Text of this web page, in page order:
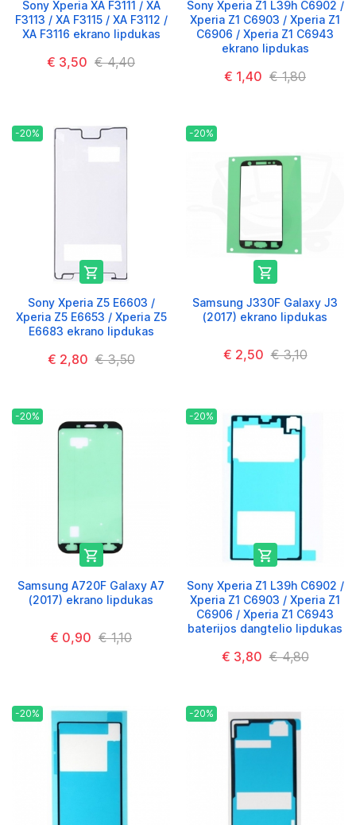
Sony Xperia XA F3111 / XA
F3113 / XA F3115 / XA F3112 /
XA F3116 ekrano lipdukas
€ 3,50 € 4,40
Sony Xperia Z1 L39h C6902 /
Xperia Z1 C6903 / Xperia Z1
C6906 / Xperia Z1 C6943
ekrano lipdukas
€ 1,40 € 1,80
-20%

Sony Xperia Z5 E6603 /
Xperia Z5 E6653 / Xperia Z5
E6683 ekrano lipdukas
€ 2,80 € 3,50
-20%

Samsung J330F Galaxy J3
(2017) ekrano lipdukas
€ 2,50 € 3,10
-20%

Samsung A720F Galaxy A7
(2017) ekrano lipdukas
€ 0,90 € 1,10
-20%

Sony Xperia Z1 L39h C6902 /
Xperia Z1 C6903 / Xperia Z1
C6906 / Xperia Z1 C6943
baterijos dangtelio lipdukas
€ 3,80 € 4,80
-20% -20%